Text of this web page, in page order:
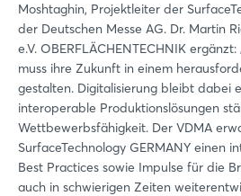
Moshtaghin, Projektleiter der
der Deutschen Messe AG. Dr. Martin
e.V. OBERFLÄCHENTECHNIK
muss ihre Zukunft in einem
gestalten. Digitalisierung bleibt dabei
interoperable Produktionslösungen
Wettbewerbsfähigkeit. Der VDMA
SurfaceTechnology GERMANY einen
Best Practices sowie Impulse für die
auch in schwierigen Zeiten
Login
Einloggen